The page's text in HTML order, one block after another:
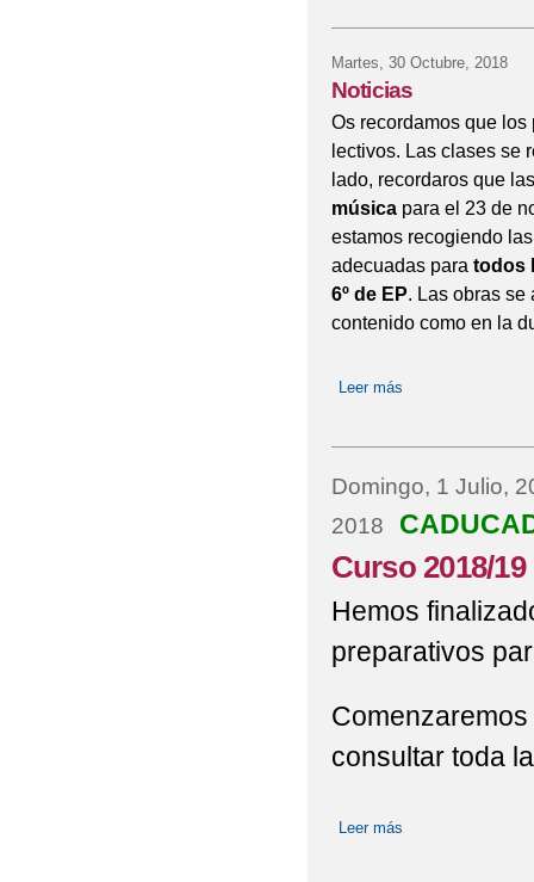
Martes, 30 Octubre, 2018
Noticias
Os recordamos que
lectivos. Las clases se
lado, recordaros que
músicapara el 23 de
estamos recogiendo
adecuadas para todos
6º de EP. Las obras se
contenido como en la
Leer más
Domingo, 1 Julio,
2018
Curso 2018/19
Hemos
preparativos
consultar toda
Leer más